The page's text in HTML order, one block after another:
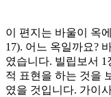
이 편지는 바울이 옥
17). 어느 옥일까요?
였습니다. 빌립보서 1
적 표현을 하는 것을
였을 것입니다. 가이